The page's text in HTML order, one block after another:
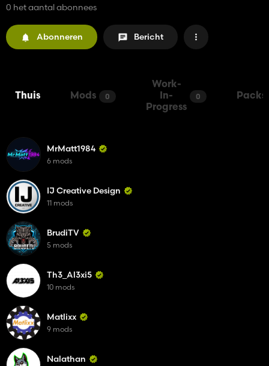
0 het aantal abonnees
Abonneren Bericht
Thuis Mods 0
Work-
In-
Progress
0 Packs
MrMatt1984
6 mods
IJ Creative Design
11 mods
BrudiTV
5 mods
Th3_Al3xi5
10 mods
Matlixx
9 mods
Nalathan